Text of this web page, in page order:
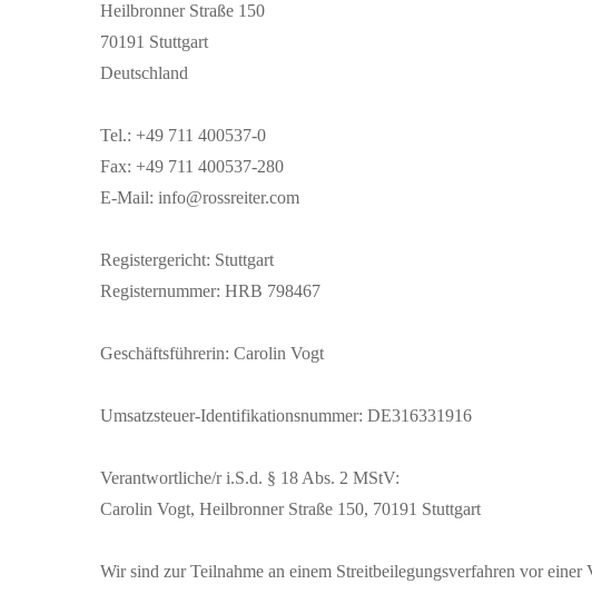
Heilbronner Straße 150
70191 Stuttgart
Deutschland
Tel.: +49 711 400537-0
Fax: +49 711 400537-280
E-Mail: info@rossreiter.com
Registergericht: Stuttgart
Registernummer: HRB 798467
Geschäftsführerin: Carolin Vogt
Umsatzsteuer-Identifikationsnummer: DE316331916
Verantwortliche/r i.S.d. § 18 Abs. 2 MStV:
Carolin Vogt, Heilbronner Straße 150, 70191 Stuttgart
Wir sind zur Teilnahme an einem Streitbeilegungsverfahren vor